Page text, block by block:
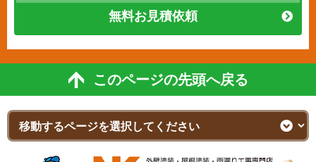
無料お見積依頼
このページの先頭へ戻る